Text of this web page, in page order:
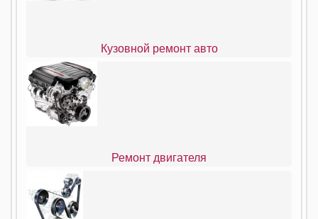
Кузовной ремонт авто
Ремонт двигателя